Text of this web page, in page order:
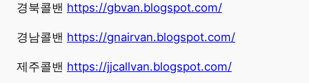
경북콜밴 https://gbvan.blogspot.com/
경남콜밴 https://gnairvan.blogspot.com/
제주콜밴 https://jjcallvan.blogspot.com/